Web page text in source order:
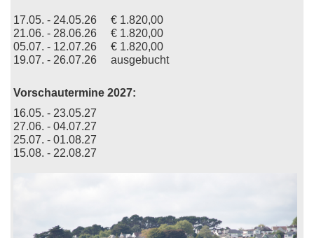
17.05. - 24.05.26 € 1.820,00
21.06. - 28.06.26 € 1.820,00
05.07. - 12.07.26 € 1.820,00
19.07. - 26.07.26 ausgebucht
Vorschautermine 2027:
16.05. - 23.05.27
27.06. - 04.07.27
25.07. - 01.08.27
15.08. - 22.08.27